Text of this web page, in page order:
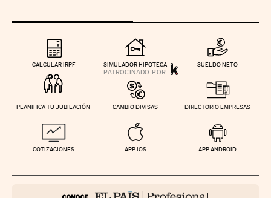
CALCULAR IRPF SIMULADOR HIPOTECA SUELDO NETO
PLANIFICA TU JUBILACIÓN CAMBIO DIVISAS DIRECTORIO EMPRESAS
COTIZACIONES APP IOS APP ANDROID